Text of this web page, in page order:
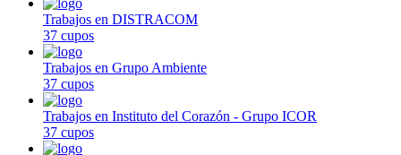
Trabajos en DISTRACOM
37 cupos
Trabajos en Grupo Ambiente
37 cupos
Trabajos en Instituto del Corazón - Grupo ICOR
37 cupos